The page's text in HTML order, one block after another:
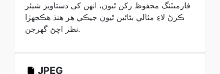
فارميٽنگ محفوظ رکن ٿيون، انهن کي دستاويز شيئر
ڪرڻ لاءِ مثالي بڻائين ٿيون جيڪي هر هنڌ هڪجهڙا
نظر اچڻ گهرجن.
JPEG